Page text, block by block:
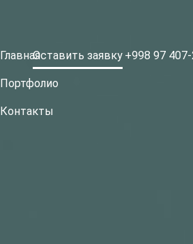
Главная
Портфолио
Контакты
Оставить заявку +998 97